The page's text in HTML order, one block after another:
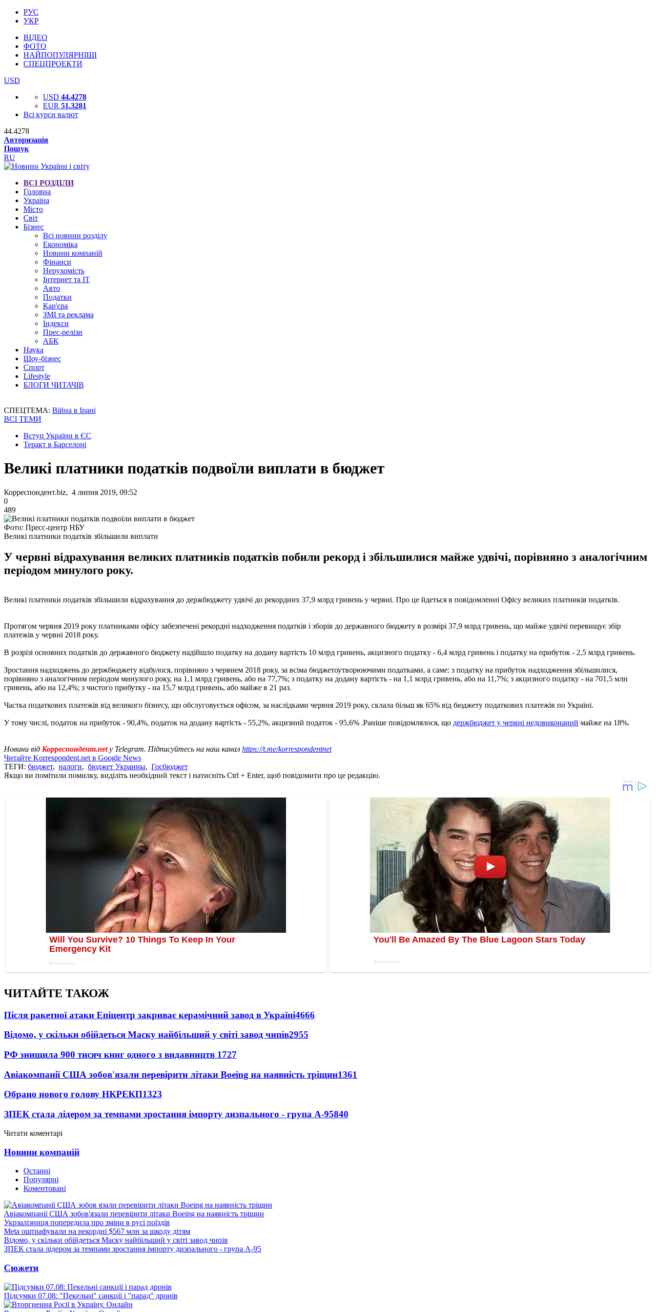
РУС
УКР
ВІДЕО
ФОТО
НАЙПОПУЛЯРНІШІ
СПЕЦПРОЕКТИ
USD
USD 44.4278
EUR 51.3281
Всі курси валют
44.4278
Авторизація
Пошук
RU
ВСІ РОЗДІЛИ
Головна
Україна
Місто
Світ
Бізнес
Всі новини розділу
Економіка
Новини компаній
Фінанси
Нерухомість
Інтернет та IT
Авто
Податки
Кар'єра
ЗМІ та реклама
Індекси
Прес-релізи
АБК
Наука
Шоу-бізнес
Спорт
Lifestyle
БЛОГИ ЧИТАЧІВ
СПЕЦТЕМА: Війна в Ірані
ВСІ ТЕМИ
Вступ України в ЄС
Теракт в Барселоні
Великі платники податків подвоїли виплати в бюджет
Корреспондент.biz, 4 липня 2019, 09:52
0
489
Фото: Пресс-центр НБУ
Великі платники податків збільшили виплати
У червні відрахування великих платників податків побили рекорд і збільшилися майже удвічі, порівняно з аналогічним
періодом минулого року.
Великі платники податків збільшили відрахування до держбюджету удвічі до рекордних 37,9 млрд гривень у червні. Про це йдеться в повідомленні Офісу великих платників податків.
Протягом червня 2019 року платниками офісу забезпечені рекордні надходження податків і зборів до державного бюджету в розмірі 37,9 млрд гривень, що майже удвічі перевищує збір
платежів у червні 2018 року.
В розрізі основних податків до державного бюджету надійшло податку на додану вартість 10 млрд гривень, акцизного податку - 6,4 млрд гривень і податку на прибуток - 2,5 млрд гривень.
Зростання надходжень до держбюджету відбулося, порівняно з червнем 2018 року, за всіма бюджетоутворюючими податками, а саме: з податку на прибуток надходження збільшилися,
порівняно з аналогічним періодом минулого року, на 1,1 млрд гривень, або на 77,7%; з податку на додану вартість - на 1,1 млрд гривень, або на 11,7%; з акцизного податку - на 701,5 млн
гривень, або на 12,4%; з чистого прибутку - на 15,7 млрд гривень, або майже в 21 раз.
Частка податкових платежів від великого бізнесу, що обслуговується офісом, за наслідками червня 2019 року, склала більш як 65% від бюджету податкових платежів по Україні.
У тому числі, податок на прибуток - 90,4%, податок на додану вартість - 55,2%, акцизний податок - 95,6% .Раніше повідомлялося, що держбюджет у червні недовиконаний майже на 18%.
Новини від Корреспондент.netу Telegram. Підписуйтесь на наш канал https://t.me/korrespondentnet
Читайте Korrespondent.net в Google News
ТЕГИ: бюджет, налоги, бюджет Украины, Госбюджет
Якщо ви помітили помилку, виділіть необхідний текст і натисніть Ctrl + Enter, щоб повідомити про це редакцію.
ЧИТАЙТЕ ТАКОЖ
Після ракетної атаки Епіцентр закриває керамічний завод в Україні4666
Відомо, у скільки обійдеться Маску найбільший у світі завод чипів2955
РФ знищила 900 тисяч книг одного з видавництв 1727
Авіакомпанії США зобов'язали перевірити літаки Boeing на наявність тріщин1361
Обрано нового голову НКРЕКП1323
ЗПЕК стала лідером за темпами зростання імпорту дизпального - група А-95840
Читати коментарі
Новини компаній
Останні
Популярні
Коментовані
Авіакомпанії США зобов'язали перевірити літаки Boeing на наявність тріщин
Укрзалізниця попередила про зміни в русі поїздів
Meta оштрафували на рекордні $567 млн за шкоду дітям
Відомо, у скільки обійдеться Маску найбільший у світі завод чипів
ЗПЕК стала лідером за темпами зростання імпорту дизпального - група А-95
Сюжети
Підсумки 07.08: "Пекельні" санкції і "парад" дронів